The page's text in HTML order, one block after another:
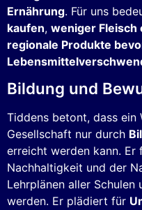
Ernährung. Für uns
kaufen, weniger Fleisch
regionale Produkte
Bildung und
Tiddens betont, dass ein
Gesellschaft nur durch
erreicht werden kann.
Nachhaltigkeit und der
Lehrplänen aller
werden. Er plädiert für